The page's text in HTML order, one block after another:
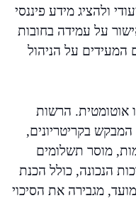
ולהציג מידע פיננסי
על עמידה בחובות
על הניהול
אוטומטית. הרשות
בקריטריונים,
מוסר תשלומים
הנכונה, כולל הכנת
מגבירה את הסיכוי